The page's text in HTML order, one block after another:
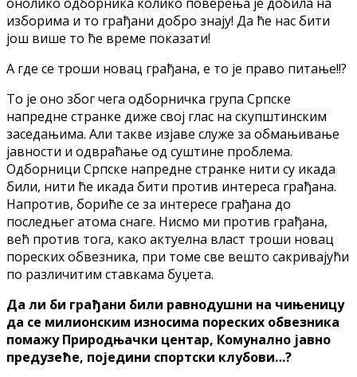
изборима и то грађани добро знају! Да ће нас бити
још више то ће време показати!
А где се троши новац грађана, е то је право питање!!?
То је оно због чега одборничка група Српске
напредне странке диже свој глас на скупштинским
заседањима. Али такве изјаве служе за обмањивање
јавности и одвраћање од суштине проблема.
Одборници Српске напредне странке нити су икада
били, нити ће икада бити против интереса грађана.
Напротив, бориће се за интересе грађана до
последњег атома снаге. Нисмо ми против грађана,
већ против тога, како актуелна власт троши новац
пореских обвезника, при томе све вешто сакривајући
по различитим ставкама буџета.
Да ли би грађани били равнодушни на чињеницу
да се милионским износима пореских обвезника
помажу Природњачки центар, Комунално јавно
предузеће, поједини спортски клубови…?